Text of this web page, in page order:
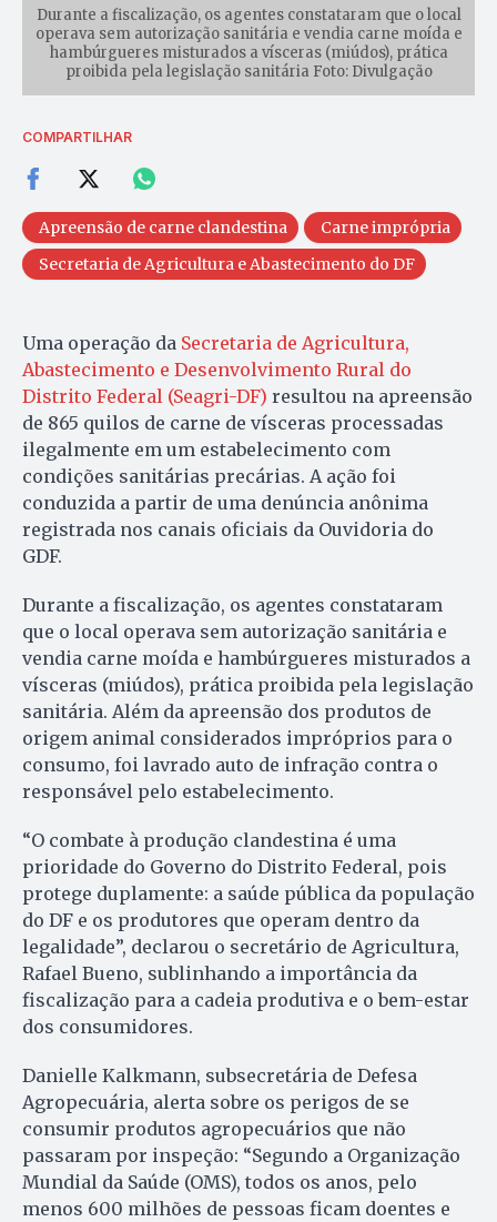
Durante a fiscalização, os agentes constataram que o local
operava sem autorização sanitária e vendia carne moída e
hambúrgueres misturados a vísceras (miúdos), prática
proibida pela legislação sanitária Foto: Divulgação
COMPARTILHAR
Apreensão de carne clandestina
Carne imprópria
Secretaria de Agricultura e Abastecimento do DF
Uma operação da Secretaria de Agricultura,
Abastecimento e Desenvolvimento Rural do
Distrito Federal (Seagri-DF) resultou na apreensão
de 865 quilos de carne de vísceras processadas
ilegalmente em um estabelecimento com
condições sanitárias precárias. A ação foi
conduzida a partir de uma denúncia anônima
registrada nos canais oficiais da Ouvidoria do
GDF.
Durante a fiscalização, os agentes constataram
que o local operava sem autorização sanitária e
vendia carne moída e hambúrgueres misturados a
vísceras (miúdos), prática proibida pela legislação
sanitária. Além da apreensão dos produtos de
origem animal considerados impróprios para o
consumo, foi lavrado auto de infração contra o
responsável pelo estabelecimento.
“O combate à produção clandestina é uma
prioridade do Governo do Distrito Federal, pois
protege duplamente: a saúde pública da população
do DF e os produtores que operam dentro da
legalidade”, declarou o secretário de Agricultura,
Rafael Bueno, sublinhando a importância da
fiscalização para a cadeia produtiva e o bem-estar
dos consumidores.
Danielle Kalkmann, subsecretária de Defesa
Agropecuária, alerta sobre os perigos de se
consumir produtos agropecuários que não
passaram por inspeção: “Segundo a Organização
Mundial da Saúde (OMS), todos os anos, pelo
menos 600 milhões de pessoas ficam doentes e